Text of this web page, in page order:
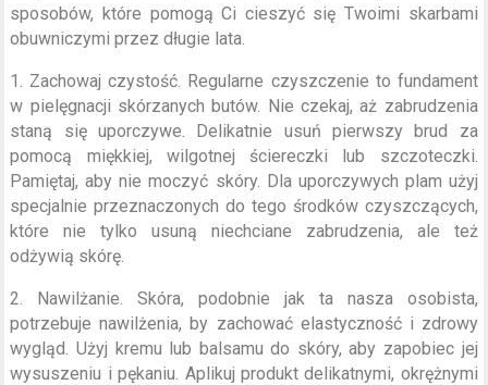
sposobów, które pomogą Ci cieszyć się Twoimi skarbami
obuwniczymi przez długie lata.
1. Zachowaj czystość. Regularne czyszczenie to fundament
w pielęgnacji skórzanych butów. Nie czekaj, aż zabrudzenia
staną się uporczywe. Delikatnie usuń pierwszy brud za
pomocą miękkiej, wilgotnej ściereczki lub szczoteczki.
Pamiętaj, aby nie moczyć skóry. Dla uporczywych plam użyj
specjalnie przeznaczonych do tego środków czyszczących,
które nie tylko usuną niechciane zabrudzenia, ale też
odżywią skórę.
2. Nawilżanie. Skóra, podobnie jak ta nasza osobista,
potrzebuje nawilżenia, by zachować elastyczność i zdrowy
wygląd. Użyj kremu lub balsamu do skóry, aby zapobiec jej
wysuszeniu i pękaniu. Aplikuj produkt delikatnymi, okrężnymi